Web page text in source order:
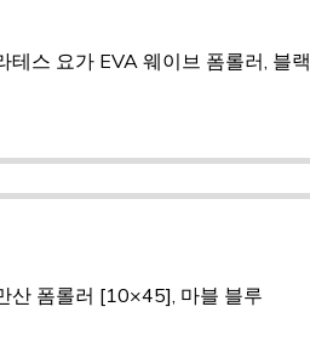
테스 요가 EVA 웨이브 폼롤러, 블랙
산 폼롤러 [10×45], 마블 블루